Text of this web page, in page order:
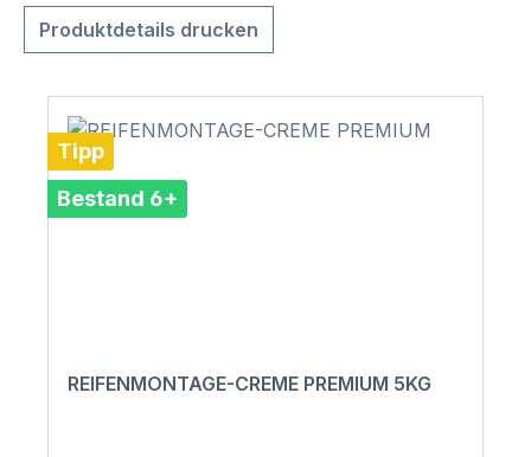
Produktdetails drucken
Tipp
Bestand 6+
REIFENMONTAGE-CREME PREMIUM 5KG